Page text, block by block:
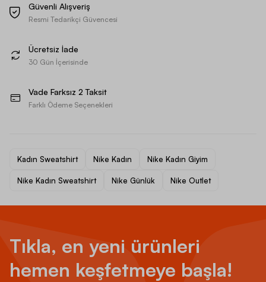
Güvenli Alışveriş
Resmi Tedarikçi Güvencesi
Ücretsiz İade
30 Gün İçerisinde
Vade Farksız 2 Taksit
Farklı Ödeme Seçenekleri
Kadın Sweatshirt Nike Kadın Nike Kadın Giyim
Nike Kadın Sweatshirt Nike Günlük Nike Outlet
Tıkla, en yeni ürünleri
hemen keşfetmeye başla!